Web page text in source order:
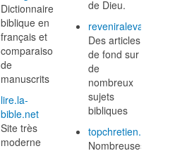
Dictionnaire
biblique en
français et
comparaison
de
manuscrits
lire.la-
bible.net
Site très
moderne
de Dieu.
reveniralevangile.com
Des articles
de fond sur
de
nombreux
sujets
bibliques
topchretien.com
Nombreuses